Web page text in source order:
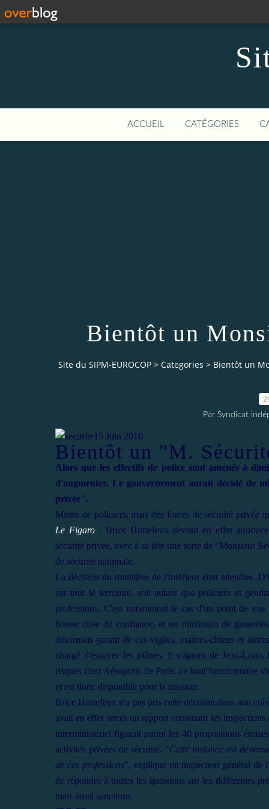
ACCUEIL CATÉGORIES
Bientôt un
Site du SIPM-EUROCOP > Categories > Bientôt un
Par Syndicat
15 Juin 2010
Bientôt un "M.
Alors que les effectifs de police sont amenés à
d'augmenter. Le gouvernement aurait décidé de
privée".
Moins de policiers, mais des forces de sécurité privée
Le Figaro , Brice Hortefeux devrait en effet
sécurité privée, avec à sa tête une sorte de "Monsieur
de sécurité nationale.
La décision du ministère de l'Intérieur était attendue.
sur tout le territoire, soit autant que policiers et
professions. C'est notamment le cas d'un point de
bonne dose de confiance, et un minimum de
désormais garant de ces vigiles, maîtres-chiens et
chargé d'essuyer les plâtres. Il s'agirait de Jean-
risques chez Aéroports de Paris, ce haut fonctionnaire
et est donc disponible pour la mission.
Brice Hortefeux n'a pas pris cette décision dans son
avait en effet remis un rapport contenant les
interministériel figurait parmi les 40 propositions
activités privées de sécurité. "Cette instance est
de ces professions", explique un inspecteur général de
de répondre à toutes les questions sur les différentes
mais aussi sanctions.